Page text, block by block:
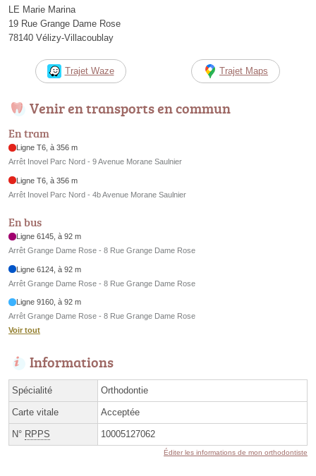
LE Marie Marina
19 Rue Grange Dame Rose
78140 Vélizy-Villacoublay
Trajet Waze Trajet Maps
Venir en transports en commun
En tram
Ligne T6, à 356 m
Arrêt Inovel Parc Nord - 9 Avenue Morane Saulnier
Ligne T6, à 356 m
Arrêt Inovel Parc Nord - 4b Avenue Morane Saulnier
En bus
Ligne 6145, à 92 m
Arrêt Grange Dame Rose - 8 Rue Grange Dame Rose
Ligne 6124, à 92 m
Arrêt Grange Dame Rose - 8 Rue Grange Dame Rose
Ligne 9160, à 92 m
Arrêt Grange Dame Rose - 8 Rue Grange Dame Rose
Voir tout
Informations
Spécialité Orthodontie
Carte vitale Acceptée
N° RPPS 10005127062
Éditer les informations de mon orthodontiste